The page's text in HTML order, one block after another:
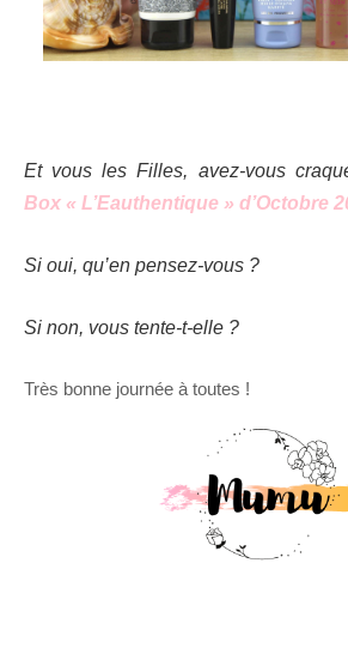
Et vous les Filles, avez-vous
Box « L’Eauthentique » d’Octobre
Si oui, qu’en pensez-vous ?
Si non, vous tente-t-elle ?
Très bonne journée à toutes !